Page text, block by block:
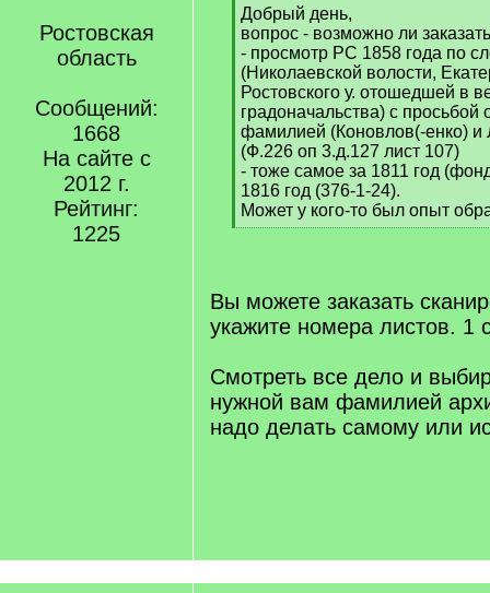
Ростовская
область
Сообщений:
1668
На сайте с
2012 г.
Рейтинг:
1225
[
q
]
Добрый день,
вопрос - возможно ли
- просмотр РС 1858 года по
(Николаевской волости,
Ростовского у. отошедшей в
градоначальства) с просьбой
фамилией (Коновлов(-енко) и
(Ф.226 оп 3.д.127 лист 107)
- тоже самое за 1811 год
1816 год (376-1-24).
Может у кого-то был опыт
[
Вы можете заказать
укажите номера листов. 1
Смотреть все дело и
нужной вам фамилией
надо делать самому или